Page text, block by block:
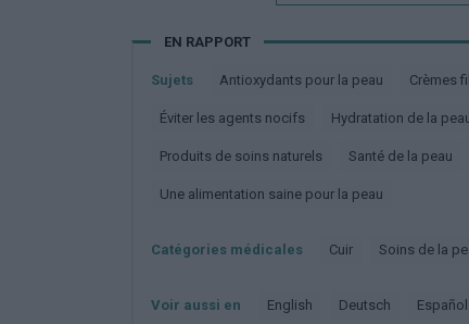
EN RAPPORT
Sujets Antioxydants pour la peau Crèmes
éviter les agents nocifs Hydratation de la
Produits de soins naturels Santé de la peau
Une alimentation saine pour la peau
Catégories médicales Cuir Soins de la
Voir aussi en english deutsch español